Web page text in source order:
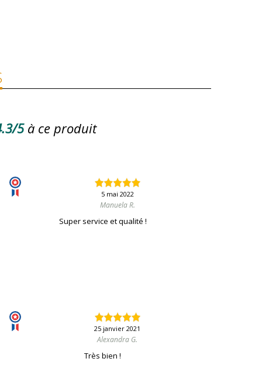
5 à ce produit
5 mai 2022
Manuela R.
Super service et qualité !
25 janvier 2021
Alexandra G.
Très bien !